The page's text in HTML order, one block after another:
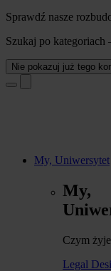
Sprawdź nasze
Szukaj po kategoriach
Nie pokazuj już tego
My, Uniwersytet
My,
Czym
Legal